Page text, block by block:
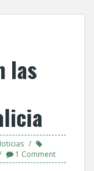
las
1 Comment